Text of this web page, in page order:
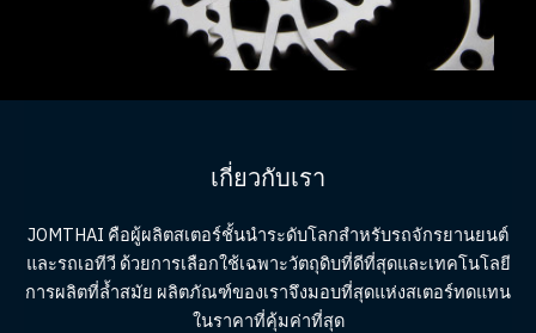
เกี่ยวกับเรา
JOMTHAI คือผู้ผลิตสเตอร์ชั้นนำระดับโลกสำหรับรถจักรยานยนต์
และรถเอทีวี ด้วยการเลือกใช้เฉพาะวัตถุดิบที่ดีที่สุดและเทคโนโลยี
การผลิตที่ล้ำสมัย ผลิตภัณฑ์ของเราจึงมอบที่สุดแห่งสเตอร์ทดแทน
ในราคาที่คุ้มค่าที่สุด